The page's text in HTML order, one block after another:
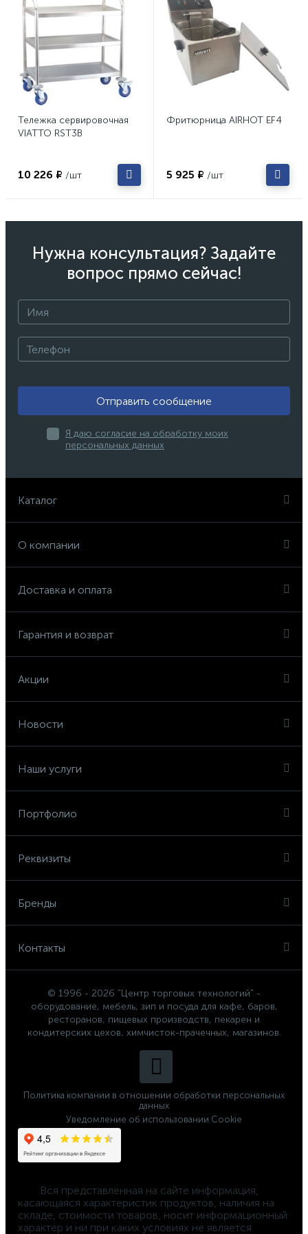
Тележка сервировочная
VIATTO RST3B
10 226 ₽ /шт
Фритюрница AIRHOT EF4
5 925 ₽ /шт
Нужна консультация? Задайте
вопрос прямо сейчас!
Отправить сообщение
Я даю согласие на обработку моих
персональных данных
Каталог
О компании
Доставка и оплата
Гарантия и возврат
Акции
Новости
Наши услуги
Портфолио
Реквизиты
Бренды
Контакты
© 1996 - 2026 "Центр торговых технологий" -
оборудование, мебель, зип и посуда для кафе, баров,
ресторанов, пищевых производств, пекарен и
кондитерских цехов, химчисток-прачечных, магазинов.
Политика компании в отношении обработки персональных
данных
Уведомление об использовании Cookie
касающаяся характеристик продуктов, наличия на
складе, стоимости товаров, носит информационный
характер и ни при каких условиях не является